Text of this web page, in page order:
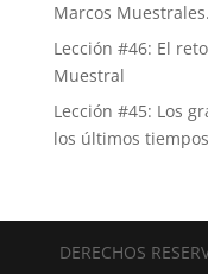
Marcos Muestrales.
Lección #46: El
Muestral
Lección #45: Los
los últimos
DERECHOS